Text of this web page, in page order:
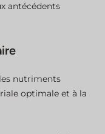
antécédents
nutriments
optimale et à la